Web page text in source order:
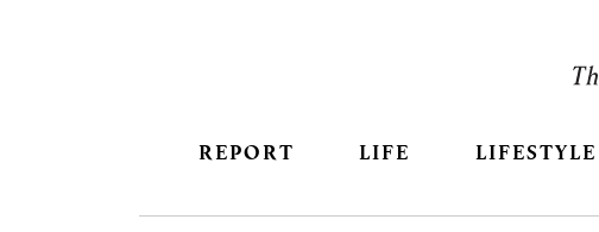
REPORT LIFE LIFESTYLE